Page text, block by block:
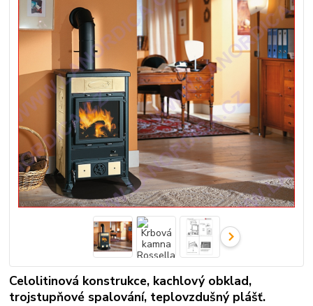
Celolitinová konstrukce, kachlový obklad,
trojstupňové spalování, teplovzdušný plášť.